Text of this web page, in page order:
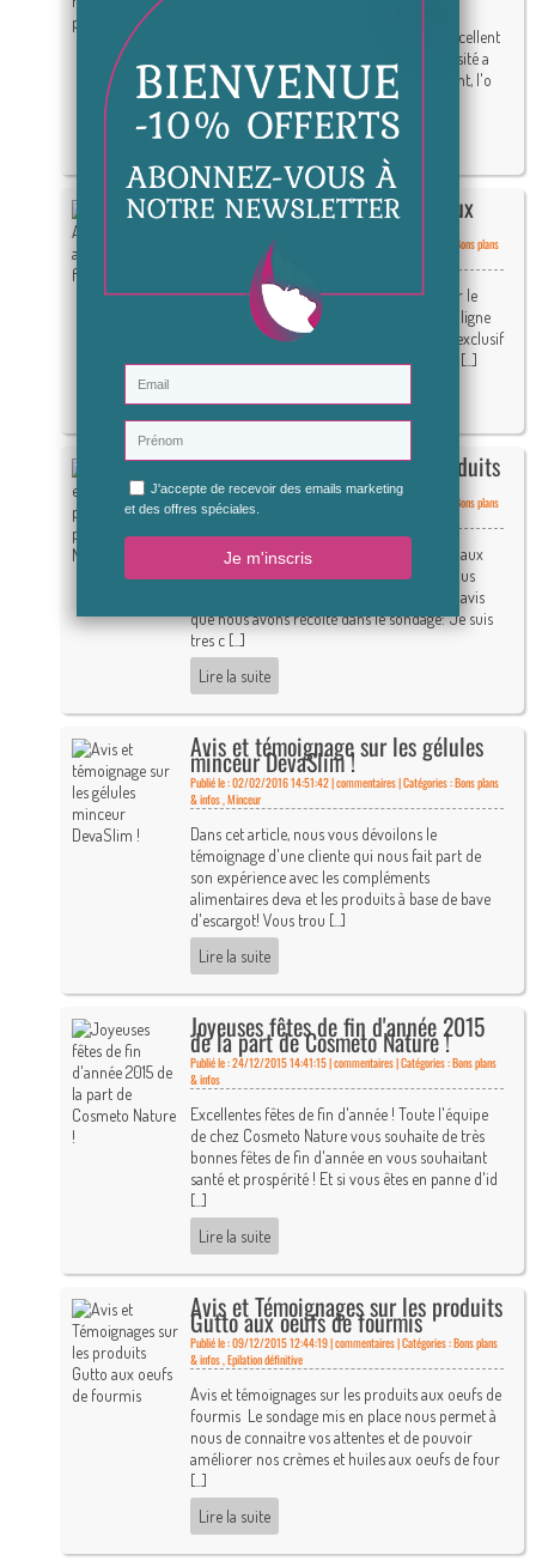
fameux produits aux oeufs de fourmis "Excellent
produit, j'utilise l'huile matin et soir, la pilosité a
été réduite considérablement et rapidement, l'o
[...]
Lire la suite
Sondage et Avis des produits aux
oeufs de fourmis Gutto
Publié le : 02/03/2016 11:08:55 |
Bons plans
Epilation définitive
Bonjour à toutes et à tous et bienvenue sur le
blog dédié à Cosmeto Nature, boutique en ligne
de produits naturels et bio et distributeur exclusif
de la marque Gutto Natural! Avis et témoi [...]
Témoignages et avis sur les produits
anti-poils de Gutto Natural
Publié le : 02/02/2016 16:48:19 |
Bons plans
& infos,Epilation définitive
Témoignages et avis sur les produits Gutto aux
oeufs de fourmis Comme chaque mois, nous
vous avons fait une petite compilation des avis
que nous avons récolté dans le sondage:"Je suis
tres c [...]
Lire la suite
Avis et témoignage sur les gélules
minceur DevaSlim !
Publié le : 02/02/2016 14:51:42 |commentaires | Catégories :Bons plans
& infos,Minceur
Dans cet article, nous vous dévoilons le
témoignage d'une cliente qui nous fait part de
son expérience avec les compléments
alimentaires deva et les produits à base de bave
d'escargot! Vous trou [...]
Lire la suite
Joyeuses fêtes de fin d'année 2015
de la part de Cosmeto Nature !
Publié le : 24/12/2015 14:41:15 |commentaires | Catégories :Bons plans
& infos
Excellentes fêtes de fin d'année ! Toute l'équipe
de chez Cosmeto Nature vous souhaite de très
bonnes fêtes de fin d'année en vous souhaitant
santé et prospérité ! Et si vous êtes en panne d'id
[...]
Lire la suite
Avis et Témoignages sur les produits
Gutto aux oeufs de fourmis
Publié le : 09/12/2015 12:44:19 |commentaires | Catégories :Bons plans
& infos,Epilation définitive
Avis et témoignages sur les produits aux oeufs de
fourmis Le sondage mis en place nous permet à
nous de connaitre vos attentes et de pouvoir
améliorer nos crèmes et huiles aux oeufs de four
[...]
Lire la suite